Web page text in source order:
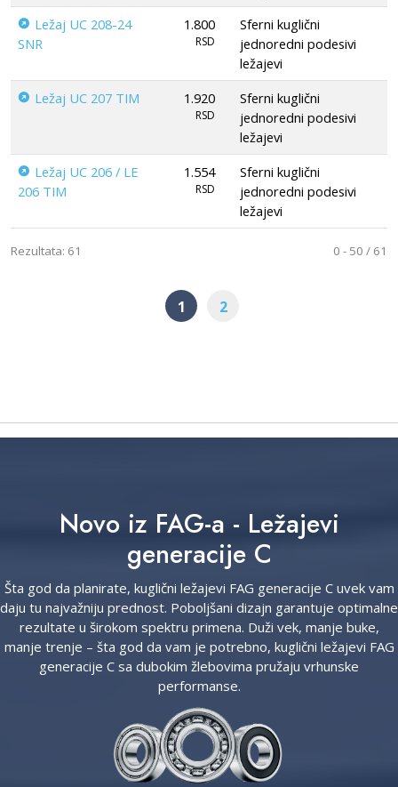
Ležaj UC 208-24
SNR
1.800
RSD
Sferni kuglični
jednoredni podesivi
ležajevi
Ležaj UC 207 TIM 1.920
RSD
Sferni kuglični
jednoredni podesivi
ležajevi
Ležaj UC 206 / LE
206 TIM
1.554
RSD
Sferni kuglični
jednoredni podesivi
ležajevi
Rezultata: 61 0 - 50 / 61
1 2
Novo iz FAG-a - Ležajevi
generacije C
Šta god da planirate, kuglični ležajevi FAG generacije C uvek vam
daju tu najvažniju prednost. Poboljšani dizajn garantuje optimalne
rezultate u širokom spektru primena. Duži vek, manje buke,
manje trenje – šta god da vam je potrebno, kuglični ležajevi FAG
generacije C sa dubokim žlebovima pružaju vrhunske
performanse.